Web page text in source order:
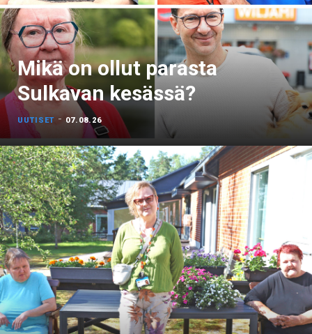
Mikä on ollut parasta
Sulkavan kesässä?
UUTISET - 07.08.26